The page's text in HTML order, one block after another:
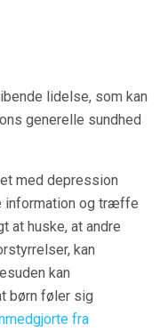
lidelse, som kan
generelle sundhed
med depression
information og træffe
at huske, at andre
kan
kan
børn føler sig
fra